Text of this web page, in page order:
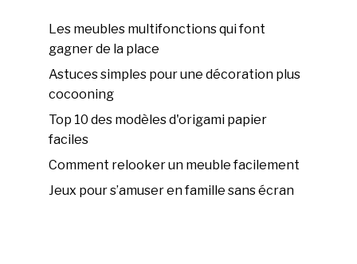
Les meubles multifonctions qui font
gagner de la place
Astuces simples pour une décoration plus
cocooning
Top 10 des modèles d'origami papier
faciles
Comment relooker un meuble facilement
Jeux pour s’amuser en famille sans écran